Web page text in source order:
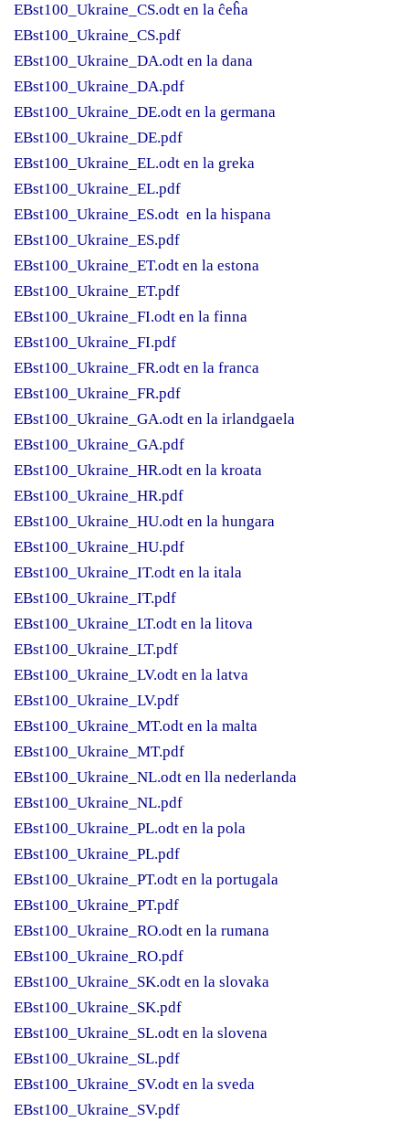
EBst100_Ukraine_CS.odt en la ĉeĥa
EBst100_Ukraine_CS.pdf
EBst100_Ukraine_DA.odt en la dana
EBst100_Ukraine_DA.pdf
EBst100_Ukraine_DE.odt en la germana
EBst100_Ukraine_DE.pdf
EBst100_Ukraine_EL.odt en la greka
EBst100_Ukraine_EL.pdf
EBst100_Ukraine_ES.odt en la hispana
EBst100_Ukraine_ES.pdf
EBst100_Ukraine_ET.odt en la estona
EBst100_Ukraine_ET.pdf
EBst100_Ukraine_FI.odt en la finna
EBst100_Ukraine_FI.pdf
EBst100_Ukraine_FR.odt en la franca
EBst100_Ukraine_FR.pdf
EBst100_Ukraine_GA.odt en la irlandgaela
EBst100_Ukraine_GA.pdf
EBst100_Ukraine_HR.odt en la kroata
EBst100_Ukraine_HR.pdf
EBst100_Ukraine_HU.odt en la hungara
EBst100_Ukraine_HU.pdf
EBst100_Ukraine_IT.odt en la itala
EBst100_Ukraine_IT.pdf
EBst100_Ukraine_LT.odt en la litova
EBst100_Ukraine_LT.pdf
EBst100_Ukraine_LV.odt en la latva
EBst100_Ukraine_LV.pdf
EBst100_Ukraine_MT.odt en la malta
EBst100_Ukraine_MT.pdf
EBst100_Ukraine_NL.odt en lla nederlanda
EBst100_Ukraine_NL.pdf
EBst100_Ukraine_PL.odt en la pola
EBst100_Ukraine_PL.pdf
EBst100_Ukraine_PT.odt en la portugala
EBst100_Ukraine_PT.pdf
EBst100_Ukraine_RO.odt en la rumana
EBst100_Ukraine_RO.pdf
EBst100_Ukraine_SK.odt en la slovaka
EBst100_Ukraine_SK.pdf
EBst100_Ukraine_SL.odt en la slovena
EBst100_Ukraine_SL.pdf
EBst100_Ukraine_SV.odt en la sveda
EBst100_Ukraine_SV.pdf